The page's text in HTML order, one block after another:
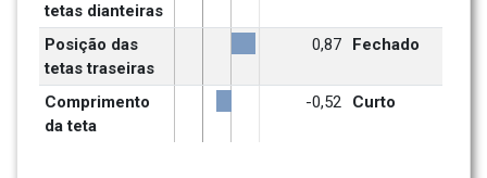
tetas dianteiras
Posição das
tetas traseiras
0,87 Fechado
Comprimento
da teta
-0,52 Curto